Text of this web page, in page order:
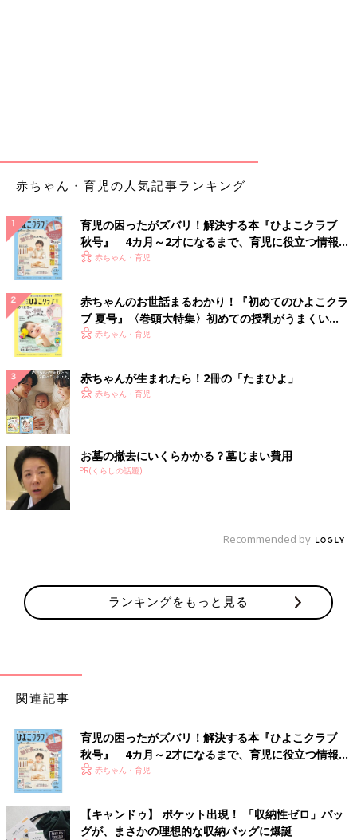
赤ちゃん・育児の人気記事ランキング
育児の困ったがズバリ！解決する本『ひよこクラブ
秋号』 4カ月～2才になるまで、育児に役立つ情報が
いっぱい！
赤ちゃん・育児
赤ちゃんのお世話まるわかり！『初めてのひよこクラ
ブ 夏号』〈巻頭大特集〉初めての授乳がうまくい
く！ おっぱい・ミルクの基本と夏のトラブル 解決テ
赤ちゃん・育児
赤ちゃんが生まれたら！2冊の「たまひよ」
赤ちゃん・育児
お墓の撤去にいくらかかる？墓じまい費用
PR(くらしの話題)
Recommended by
ランキングをもっと見る
関連記事
育児の困ったがズバリ！解決する本『ひよこクラブ
秋号』 4カ月～2才になるまで、育児に役立つ情報が
いっぱい！
赤ちゃん・育児
【キャンドゥ】 ポケット出現！ 「収納性ゼロ」バッ
グが、まさかの理想的な収納バッグに爆誕